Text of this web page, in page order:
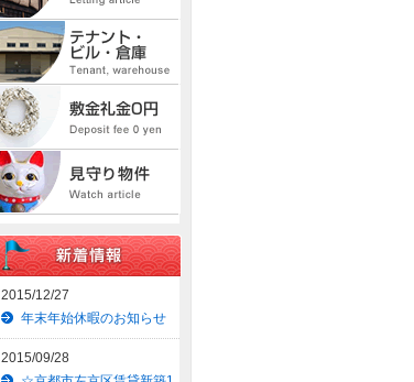
2015/12/27
年末年始休暇のお知らせ
2015/09/28